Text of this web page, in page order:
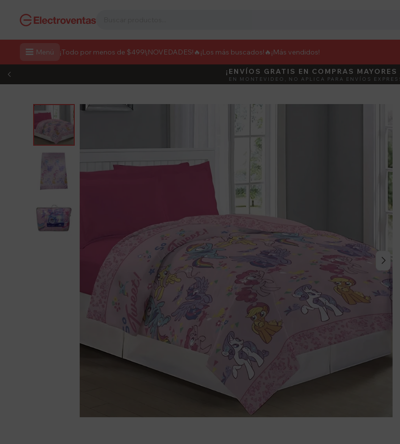
 Menú ¡Todo por menos de $499!¡NOVEDADES! 🔥¡Los más buscados!🔥 ¡Más vendidos!
DEBUT
¡ENVÍOS GRATIS EN COMPRAS
EN MONTEVIDEO, NO APLICA PARA ENVÍOS